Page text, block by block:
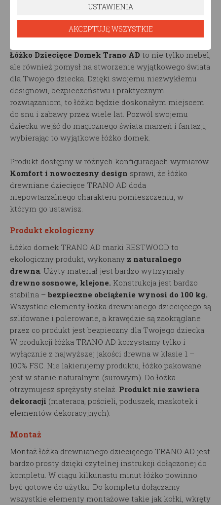
wnętrz. Jego estetyczny wygląd sprawi, że stanie
się ono nie tylko miejscem do spania, ale także
dekoracyjnym elementem pokoju dziecka.
Łóżko Dziecięce Domek Trano AD to nie tylko mebel,
ale również pomysł na stworzenie wyjątkowego świata
dla Twojego dziecka. Dzięki swojemu niezwykłemu
designowi, bezpieczeństwu i praktycznym
rozwiązaniom, to łóżko będzie doskonałym miejscem
do snu i zabawy przez wiele lat. Pozwól swojemu
dziecku wejść do magicznego świata marzeń i fantazji,
wybierając to wyjątkowe łóżko domek.
Produkt dostępny w różnych konfiguracjach wymiarów.
Komfort i nowoczesny design sprawi, że łóżko
drewniane dziecięce TRANO AD doda
niepowtarzalnego charakteru pomieszczeniu, w
którym go ustawisz.
Produkt ekologiczny
Łóżko domek TRANO AD marki RESTWOOD to
ekologiczny produkt, wykonany z naturalnego
drewna. Użyty materiał jest bardzo wytrzymały –
drewno sosnowe, klejone. Konstrukcja jest bardzo
stabilna – bezpieczne obciążenie wynosi do 100 kg.
Wszystkie elementy łóżka drewnianego dziecięcego są
szlifowane i polerowane, a krawędzie są zaokrąglane
przez co produkt jest bezpieczny dla Twojego dziecka.
W produkcji łóżka TRANO AD korzystamy tylko i
wyłącznie z najwyższej jakości drewna w klasie 1 –
100% FSC. Nie lakierujemy produktu, łóżko pakowane
jest w stanie naturalnym (surowym). Do łóżka
otrzymujesz sprężysty stelaż. Produkt nie zawiera
dekoracji (materaca, pościeli, poduszek, maskotek i
elementów dekoracyjnych).
Montaż
Montaż łóżka drewnianego dziecięcego TRANO AD jest
bardzo prosty dzięki czytelnej instrukcji dołączonej do
kompletu. W ciągu kilkunastu minut łóżko powinno
być gotowe do użytku. Do kompletu dołączamy
wszystkie elementy montażowe takie jak kołki, wkręty
USTAWIENIA
AKCEPTUJĘ WSZYSTKIE